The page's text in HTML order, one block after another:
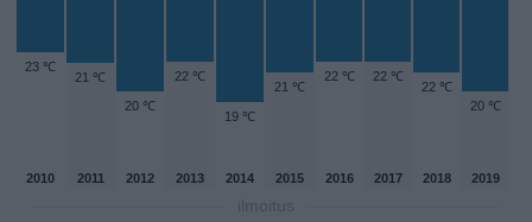
23 ℃
21 ℃
20 ℃
22 ℃
19 ℃
21 ℃
22 ℃ 22 ℃
22 ℃
20 ℃
2010 2011 2012 2013 2014 2015 2016 2017 2018 2019